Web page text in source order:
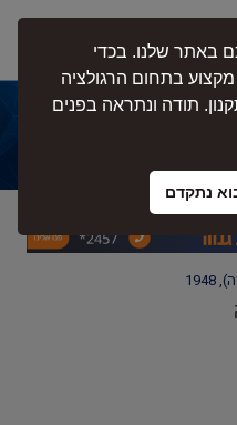
(תמיסות
באתר שלנו. בכדי
בתחום הרגולציה
תודה ונתראה בפנים
נתקדם